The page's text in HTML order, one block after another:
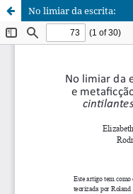
No limiar da escrita: